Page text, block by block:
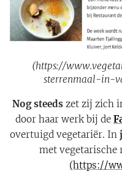
(https://
sterrenmaal-in-
Nog steedszet zij zich
door haar werk bij de
overtuigd vegetariër. In
met vegetarische
(https://